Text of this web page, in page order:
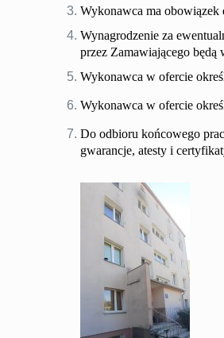
Wykonawca ma obowiązek
Wynagrodzenie za
przez Zamawiającego będą
Wykonawca w ofercie
Wykonawca w ofercie
Do odbioru końcowego
gwarancje, atesty i